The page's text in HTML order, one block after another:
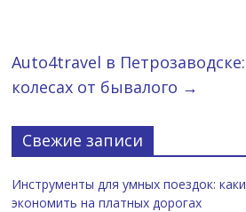
Auto4travel в
колесах от бывалого →
Свежие записи
Инструменты для умных поездок:
экономить на платных дорогах